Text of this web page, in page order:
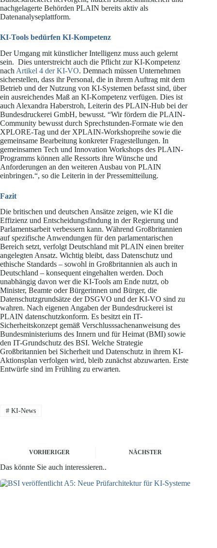
nachgelagerte Behörden PLAIN bereits aktiv als
Datenanalyseplattform.
KI-Tools bedürfen KI-Kompetenz
Der Umgang mit künstlicher Intelligenz muss auch gelernt
sein. Dies unterstreicht auch die Pflicht zur KI-Kompetenz
nach Artikel 4 der KI-VO. Demnach müssen Unternehmen
sicherstellen, dass ihr Personal, die in ihrem Auftrag mit dem
Betrieb und der Nutzung von KI-Systemen befasst sind, über
ein ausreichendes Maß an KI-Kompetenz verfügen. Dies ist
auch Alexandra Haberstroh, Leiterin des PLAIN-Hub bei der
Bundesdruckerei GmbH, bewusst. “Wir fördern die PLAIN-
Community bewusst durch Sprechstunden-Formate wie den
XPLORE-Tag und der XPLAIN-Workshopreihe sowie die
gemeinsame Bearbeitung konkreter Fragestellungen. In
gemeinsamen Tech und Innovation Workshops des PLAIN-
Programms können alle Ressorts ihre Wünsche und
Anforderungen an den weiteren Ausbau von PLAIN
einbringen.“, so die Leiterin in der Pressemitteilung.
Fazit
Die britischen und deutschen Ansätze zeigen, wie KI die
Effizienz und Entscheidungsfindung in der Regierung und
Parlamentsarbeit verbessern kann. Während Großbritannien
auf spezifische Anwendungen für den parlamentarischen
Bereich setzt, verfolgt Deutschland mit PLAIN einen breiter
angelegten Ansatz. Wichtig bleibt, dass Datenschutz und
ethische Standards – sowohl in Großbritannien als auch in
Deutschland – konsequent eingehalten werden. Doch
unabhängig davon wer die KI-Tools am Ende nutzt, ob
Minister, Beamte oder Bürgerinnen und Bürger, die
Datenschutzgrundsätze der DSGVO und der KI-VO sind zu
wahren. Nach eigenen Angaben der Bundesdruckerei ist
PLAIN datenschutzkonform. Es besitzt ein IT-
Sicherheitskonzept gemäß Verschlusssachenanweisung des
Bundesministeriums des Innern und für Heimat (BMI) sowie
den IT-Grundschutz des BSI. Welche Strategie
Großbritannien bei Sicherheit und Datenschutz in ihrem KI-
Aktionsplan verfolgen wird, bleib zunächst abzuwarten. Erste
Entwürfe sind im Frühling zu erwarten.
#KI-News
VORHERIGER NÄCHSTER
Das könnte Sie auch interessieren..